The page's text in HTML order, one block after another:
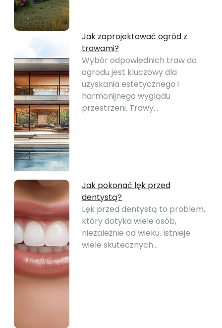
Jak zaprojektować ogród z
trawami?
Wybór odpowiednich traw do
ogrodu jest kluczowy dla
uzyskania estetycznego i
harmonijnego wyglądu
przestrzeni. Trawy…
Jak pokonać lęk przed
dentystą?
Lęk przed dentystą to problem,
który dotyka wiele osób,
niezależnie od wieku. Istnieje
wiele skutecznych…